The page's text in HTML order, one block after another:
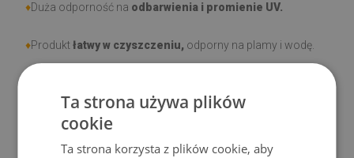
♦Duża odporność na odbarwienia i promienie UV.
♦Produktłatwy w czyszczeniu, odporny na plamy i wodę.
użytkowaniu wynikające z upływu czasu (np. przetarcia) nie
podlegają reklamacjom.
Ta strona używa plików
cookie
Ta strona korzysta z plików cookie, aby